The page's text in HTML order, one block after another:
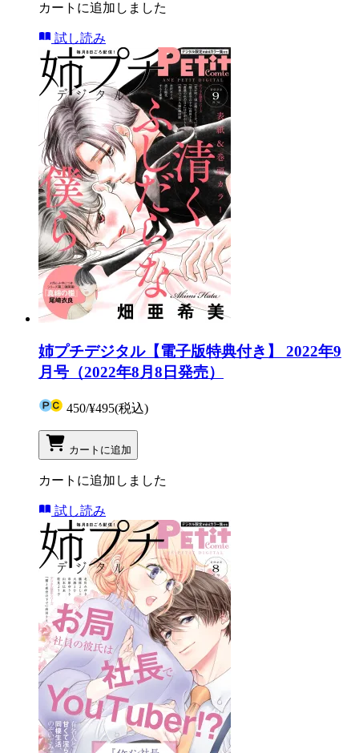
カートに追加しました
試し読み
姉プチデジタル【電子版特典付き】 2022年9
月号（2022年8月8日発売）
450/¥495(税込)
カートに追加
カートに追加しました
試し読み